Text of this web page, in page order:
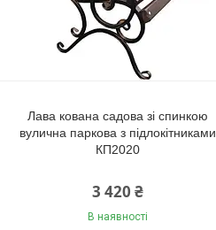
Лава кована садова зі спинкою
вулична паркова з підлокітниками
КП2020
3 420 ₴
В наявності